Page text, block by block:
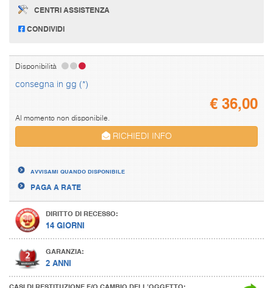
CENTRI ASSISTENZA
CONDIVIDI
Disponibilità
consegna in gg (*)
€36,00
Al momento non disponibile.
RICHIEDI INFO
AVVISAMI QUANDO DISPONIBILE
PAGA A RATE
DIRITTO DI RECESSO:
14 GIORNI
GARANZIA:
2 ANNI